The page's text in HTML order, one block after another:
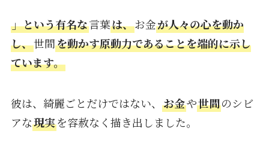
」という有名な言葉は、お金が人々の心を動か
し、世間を動かす原動力であることを端的に示し
ています。
彼は、綺麗ごとだけではない、 お金や世間のシビ
アな現実を容赦なく描き出しました。